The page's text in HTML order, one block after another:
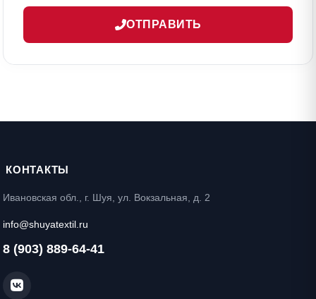
ОТПРАВИТЬ
КОНТАКТЫ
Ивановская обл., г. Шуя, ул. Вокзальная, д. 2
info@shuyatextil.ru
8 (903) 889-64-41